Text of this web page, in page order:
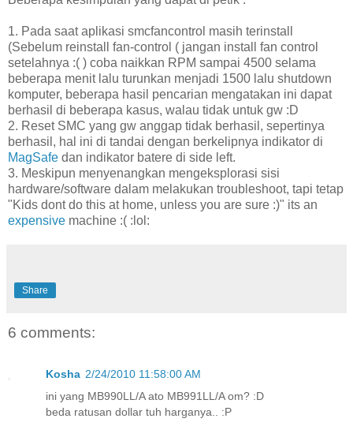
1. Pada saat aplikasi smcfancontrol masih terinstall
(Sebelum reinstall fan-control ( jangan install fan control
setelahnya :( ) coba naikkan RPM sampai 4500 selama
beberapa menit lalu turunkan menjadi 1500 lalu shutdown
komputer, beberapa hasil pencarian mengatakan ini dapat
berhasil di beberapa kasus, walau tidak untuk gw :D
2. Reset SMC yang gw anggap tidak berhasil, sepertinya
berhasil, hal ini di tandai dengan berkelipnya indikator di
MagSafe dan indikator batere di side left.
3. Meskipun menyenangkan mengeksplorasi sisi
hardware/software dalam melakukan troubleshoot, tapi tetap
"Kids dont do this at home, unless you are sure :)" its an
expensive machine :( :lol:
Share
6 comments:
Kosha 2/24/2010 11:58:00 AM
ini yang MB990LL/A ato MB991LL/A om? :D
beda ratusan dollar tuh harganya.. :P